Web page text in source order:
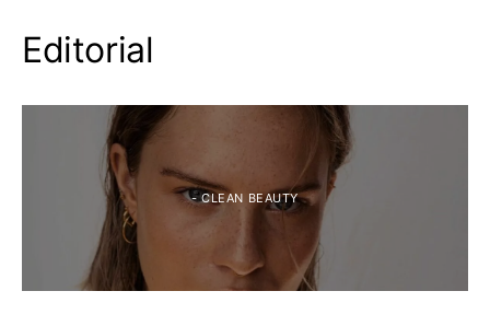
Editorial
- CLEAN BEAUTY